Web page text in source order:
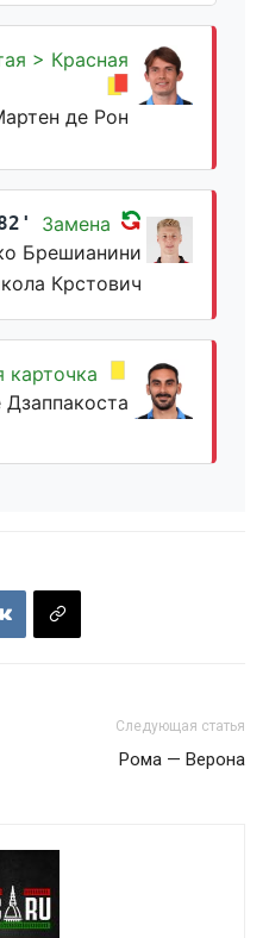
> Красная
де Рон
Замена
Брешианини
Крстович
карточка
Следующая статья
Рома — Верона